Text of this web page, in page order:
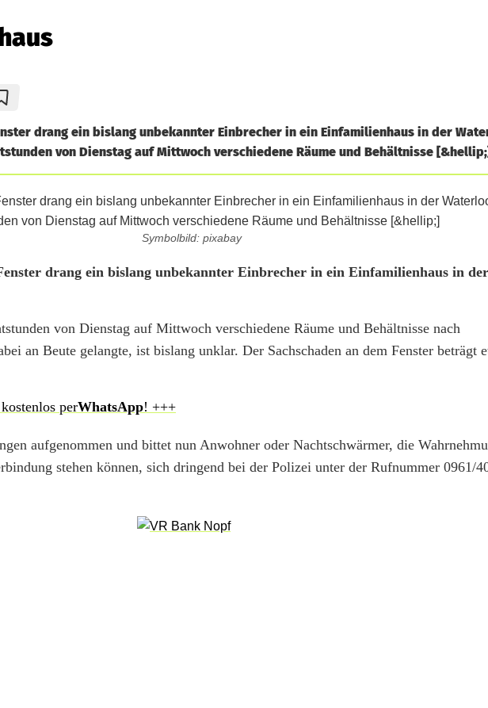
drang ein bislang unbekannter Einbrecher in ein Einfamilienhaus in der
von Dienstag auf Mittwoch verschiedene Räume und Behältnisse [&hellip;]
Symbolbild: pixabay
drang ein bislang unbekannter Einbrecher in ein Einfamilienhaus in der
von Dienstag auf Mittwoch verschiedene Räume und Behältnisse nach
an Beute gelangte, ist bislang unklar. Der Sachschaden an dem Fenster beträgt
perWhatsApp! +++
aufgenommen und bittet nun Anwohner oder Nachtschwärmer, die
stehen können, sich dringend bei der Polizei unter der Rufnummer 0961/